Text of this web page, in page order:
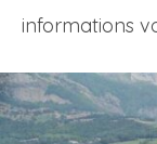
informations